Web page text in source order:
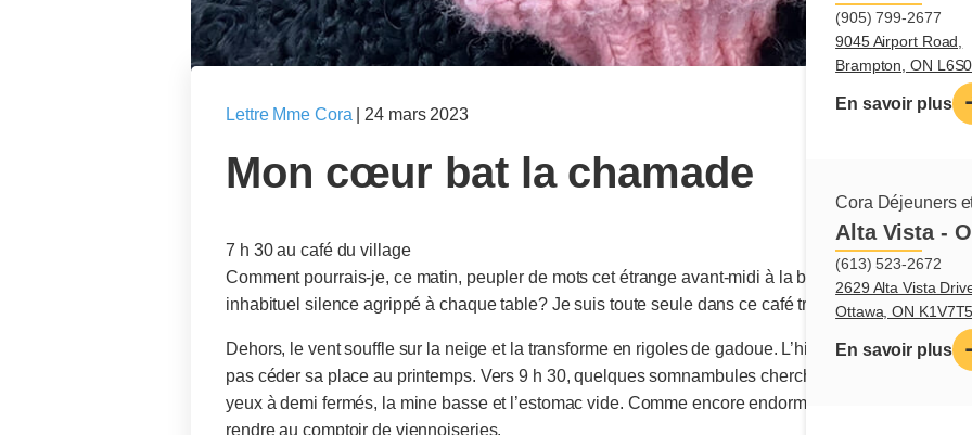
(905) 799-2677
9045 Airport Road,
Brampton, ON
En savoir plus
Cora Déjeuners
Alta Vista -
(613) 523-2672
2629 Alta Vista
Ottawa, ON K1V7T5
En savoir plus
Lettre Mme Cora 24 mars 2023
Mon cœur bat la chamade
7 h 30 au café du village
Comment pourrais-je, ce matin, peupler de mots cet étrange avant-midi à la bouche muette?
inhabituel silence agrippé à chaque table? Je suis toute seule dans ce café tristounet à attendre
Dehors, le vent souffle sur la neige et la transforme en rigoles de gadoue. L’hiver agonisant
pas céder sa place au printemps. Vers 9 h 30, quelques somnambules cherchent des humains en
yeux à demi fermés, la mine basse et l’estomac vide. Comme encore endormis, ils piétinent sur
rendre au comptoir de viennoiseries.